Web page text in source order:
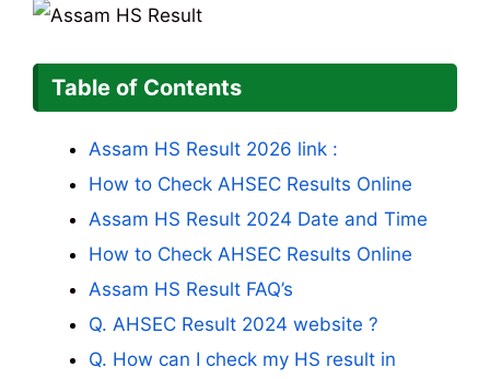
Table of Contents
Assam HS Result 2026 link :
How to Check AHSEC Results Online
Assam HS Result 2024 Date and Time
How to Check AHSEC Results Online
Assam HS Result FAQ’s
Q. AHSEC Result 2024 website ?
Q. How can I check my HS result in